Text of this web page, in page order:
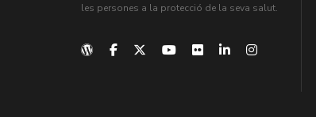
les persones a la protecció de la seva salut.